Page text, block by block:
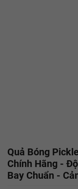
Quả Bóng
Chính Hãng -
Bay Chuẩn -